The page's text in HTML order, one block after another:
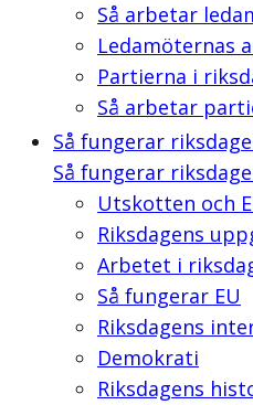
Så arbetar
Ledamöternas
Partierna i
Så arbetar
Så fungerar
Så fungerar
Utskotten och
Riksdagens
Arbetet i
Så fungerar EU
Riksdagens
Demokrati
Riksdagens